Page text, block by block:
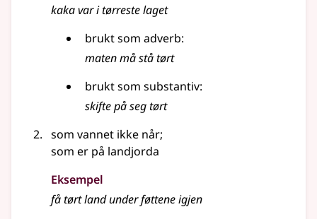
kaka var i tørreste laget
brukt som adverb:
maten må stå tørt
brukt som substantiv:
skifte på seg tørt
som vannet ikke når;
som er på landjorda
Eksempel
få tørt land under føttene igjen